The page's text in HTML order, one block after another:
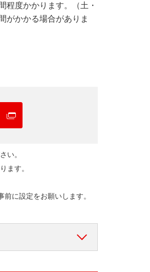
程度かかります。（土・
がかかる場合がありま
い。
ます。
に設定をお願いします。